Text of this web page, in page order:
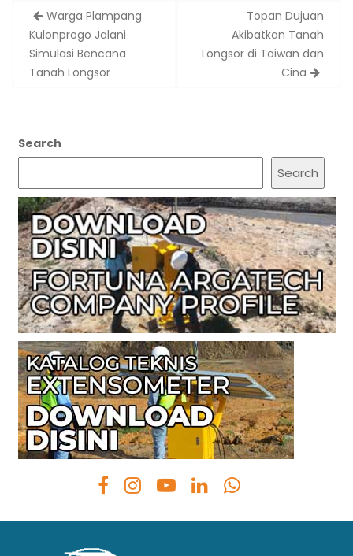
Post
navigation
Warga Plampang
Kulonprogo Jalani
Simulasi Bencana
Tanah Longsor
Topan Dujuan
Akibatkan Tanah
Longsor di Taiwan dan
Cina
Search
Search